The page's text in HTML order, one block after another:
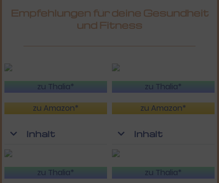
Empfehlungen für deine Gesundheit
und Fitness
zu Thalia*
zu Amazon*
Inhalt
zu Thalia*
zu Amazon*
Inhalt
zu Thalia* zu Thalia*